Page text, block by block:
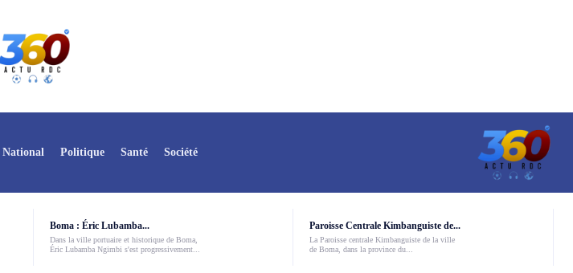
National Politique Santé Société
Boma : Éric Lubamba...
Dans la ville portuaire et historique de Boma,
Éric Lubamba Ngimbi s'est progressivement...
Paroisse Centrale Kimbanguiste de...
La Paroisse centrale Kimbanguiste de la ville
de Boma, dans la province du...